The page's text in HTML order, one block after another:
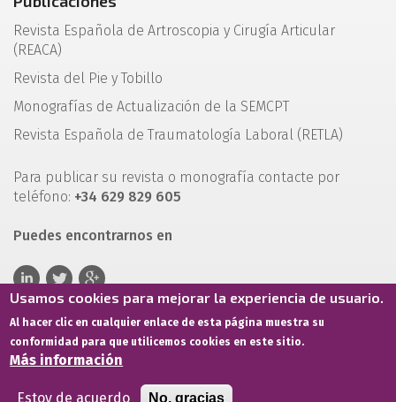
Revista Española de Artroscopia y Cirugía Articular
(REACA)
Revista del Pie y Tobillo
Monografías de Actualización de la SEMCPT
Revista Española de Traumatología Laboral (RETLA)
Para publicar su revista o monografía contacte por
teléfono: +34 629 829 605
Puedes encontrarnos en
Usamos cookies para mejorar la experiencia de usuario.
Al hacer clic en cualquier enlace de esta página muestra su
conformidad para que utilicemos cookies en este sitio.
Más información
Estoy de acuerdo No, gracias